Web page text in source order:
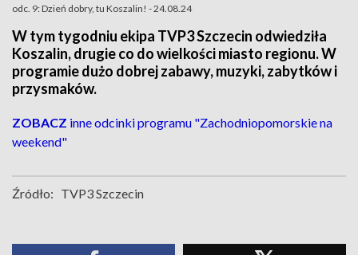
odc. 9: Dzień dobry, tu Koszalin! - 24.08.24
W tym tygodniu ekipa TVP3 Szczecin odwiedziła
Koszalin, drugie co do wielkości miasto regionu. W
programie dużo dobrej zabawy, muzyki, zabytków i
przysmaków.
ZOBACZ inne odcinki programu "Zachodniopomorskie na
weekend"
Źródło: TVP3 Szczecin